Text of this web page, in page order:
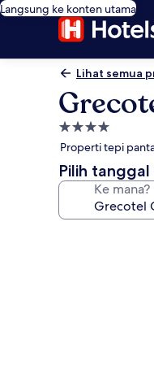
Langsung ke konten utama
Lihat semua
Properti
bintang
4.0
Properti tepi
Pilih
Ke mana?